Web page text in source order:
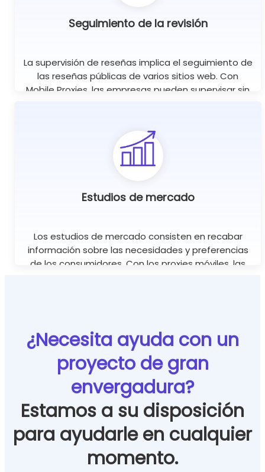
Seguimiento de la revisión
La supervisión de reseñas implica el seguimiento de
las reseñas públicas de varios sitios web. Con
Mobile Proxies, las empresas pueden supervisar sin
Estudios de mercado
Los estudios de mercado consisten en recabar
información sobre las necesidades y preferencias
de los consumidores. Con los proxies móviles, las
¿Necesita ayuda con un
proyecto de gran
envergadura?
Estamos a su disposición
para ayudarle en cualquier
momento.